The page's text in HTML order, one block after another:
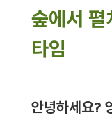
숲에서 펼
타임
안녕하세요?